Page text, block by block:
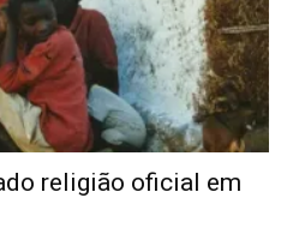
religião oficial em